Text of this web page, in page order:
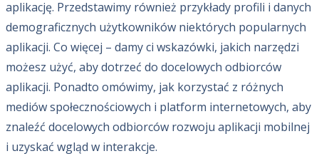
aplikację. Przedstawimy również przykłady profili i danych
demograficznych użytkowników niektórych popularnych
aplikacji. Co więcej – damy ci wskazówki, jakich narzędzi
możesz użyć, aby dotrzeć do docelowych odbiorców
aplikacji. Ponadto omówimy, jak korzystać z różnych
mediów społecznościowych i platform internetowych, aby
znaleźć docelowych odbiorców rozwoju aplikacji mobilnej
i uzyskać wgląd w interakcje.